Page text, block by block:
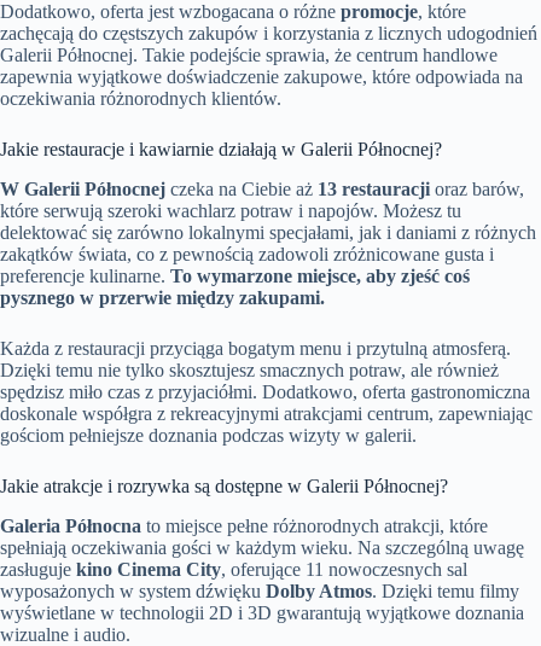
Dodatkowo, oferta jest wzbogacana o różne promocje, które
zachęcają do częstszych zakupów i korzystania z licznych udogodnień
Galerii Północnej. Takie podejście sprawia, że centrum handlowe
zapewnia wyjątkowe doświadczenie zakupowe, które odpowiada na
oczekiwania różnorodnych klientów.
Jakie restauracje i kawiarnie działają w Galerii Północnej?
W Galerii Północnej czeka na Ciebie aż 13 restauracji oraz barów,
które serwują szeroki wachlarz potraw i napojów. Możesz tu
delektować się zarówno lokalnymi specjałami, jak i daniami z różnych
zakątków świata, co z pewnością zadowoli zróżnicowane gusta i
preferencje kulinarne. To wymarzone miejsce, aby zjeść coś
pysznego w przerwie między zakupami.
Każda z restauracji przyciąga bogatym menu i przytulną atmosferą.
Dzięki temu nie tylko skosztujesz smacznych potraw, ale również
spędzisz miło czas z przyjaciółmi. Dodatkowo, oferta gastronomiczna
doskonale współgra z rekreacyjnymi atrakcjami centrum, zapewniając
gościom pełniejsze doznania podczas wizyty w galerii.
Jakie atrakcje i rozrywka są dostępne w Galerii Północnej?
Galeria Północna to miejsce pełne różnorodnych atrakcji, które
spełniają oczekiwania gości w każdym wieku. Na szczególną uwagę
zasługuje kino Cinema City, oferujące 11 nowoczesnych sal
wyposażonych w system dźwięku Dolby Atmos. Dzięki temu filmy
wyświetlane w technologii 2D i 3D gwarantują wyjątkowe doznania
wizualne i audio.